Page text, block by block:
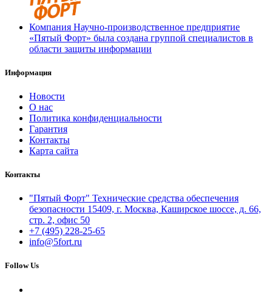
Компания Научно-производственное предприятие
«Пятый Форт» была создана группой специалистов в
области защиты информации
Информация
Новости
О нас
Политика конфиденциальности
Гарантия
Контакты
Карта сайта
Контакты
"Пятый Форт" Технические средства обеспечения
безопасности 15409, г. Москва, Каширское шоссе, д. 66,
стр. 2, офис 50
+7 (495) 228-25-65
info@5fort.ru
Follow Us